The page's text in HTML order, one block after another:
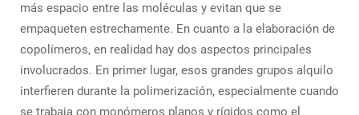
más espacio entre las moléculas y evitan que se
empaqueten estrechamente. En cuanto a la elaboración de
copolímeros, en realidad hay dos aspectos principales
involucrados. En primer lugar, esos grandes grupos alquilo
interfieren durante la polimerización, especialmente cuando
se trabaja con monómeros planos y rígidos como el